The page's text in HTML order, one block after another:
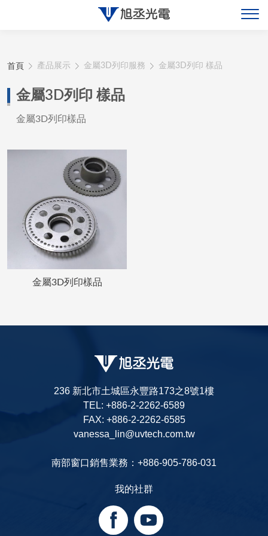
首頁 產品展示 金屬3D列印服務 金屬3D列印 樣品
金屬3D列印 樣品
金屬3D列印樣品
金屬3D列印樣品
236 新北市土城區永豐路173之8號1樓
TEL: +886-2-2262-6589
FAX: +886-2-2262-6585
vanessa_lin@uvtech.com.tw
南部窗口銷售業務：+886-905-786-031
我的社群